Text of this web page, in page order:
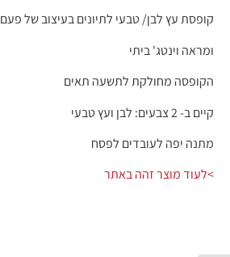
קופסת עץ לבן/ טבעי לתיונים בעיצוב של פעם
ומראה וינטג' ביתי
הקופסה מחולקת לתשעה תאים
קיים ב- 2 צבעים: לבן ועץ טבעי
מתנה יפה לעובדים לפסח
>לעוד מוצר זהה באתר